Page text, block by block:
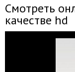
Смотреть
качестве hd